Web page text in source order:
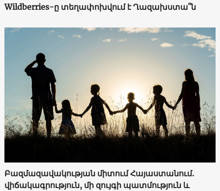
Wildberries-ը տեղափոխվում է Ղազախստա՞ն
Բազմազավակության միտում Հայաստանում.
վիճակագրություն, մի զույգի պատմություն և